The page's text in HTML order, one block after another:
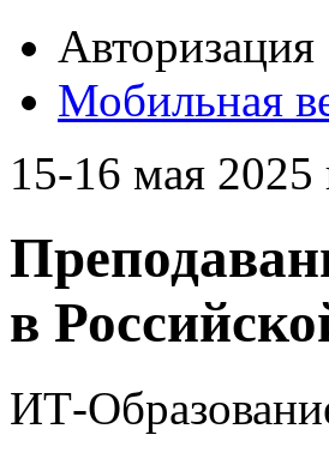
Авторизация
Мобильная
15-16 мая 2025
в
ИТ-